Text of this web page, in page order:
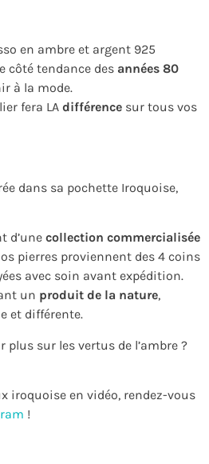
en ambre et argent 925
côté tendance des années 80
à la mode.
fera LA différence sur tous vos
dans sa pochette Iroquoise,
d’une collection commercialisée
pierres proviennent des 4 coins
avec soin avant expédition.
un produit de la nature,
et différente.
plus sur les vertus de l’ambre ?
iroquoise en vidéo, rendez-vous
!